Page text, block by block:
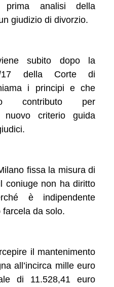
prima analisi della
giudizio di divorzio.
subito dopo la
17 della Corte di
i principi e che
contributo per
nuovo criterio guida
fissa la misura di
coniuge non ha diritto
è indipendente
da solo.
il mantenimento
all’incirca mille euro
di 11.528,41 euro